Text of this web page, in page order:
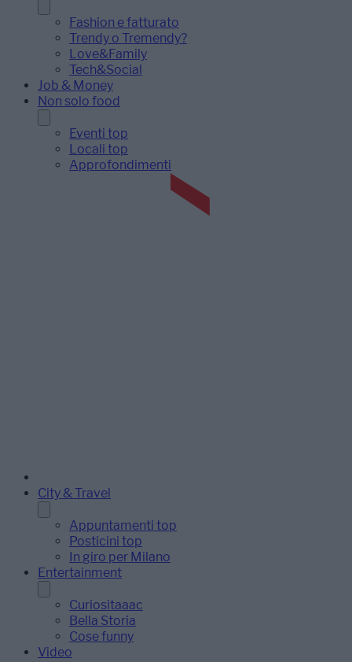
Fashion e fatturato
Trendy o Tremendy?
Love&Family
Tech&Social
Job & Money
Non solo food
Eventi top
Locali top
Approfondimenti
City & Travel
Appuntamenti top
Posticini top
In giro per Milano
Entertainment
Curiositaaac
Bella Storia
Cose funny
Video